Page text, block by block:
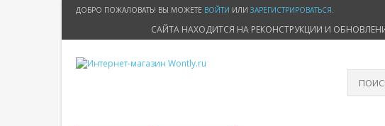
ДОБРО ПОЖАЛОВАТЬ! ВЫ МОЖЕТЕ ВОЙТИ ИЛИ ЗАРЕГИСТРИРОВАТЬСЯ.
САЙТА НАХОДИТСЯ НА РЕКОНСТРУКЦИИ И